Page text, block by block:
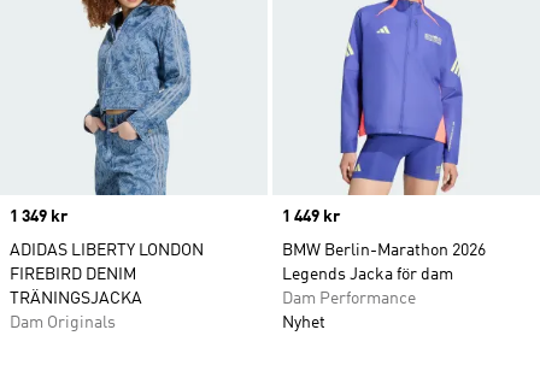
Price
1 349 kr
ADIDAS LIBERTY LONDON
FIREBIRD DENIM
TRÄNINGSJACKA
Dam Originals
Price
1 449 kr
BMW Berlin-Marathon 2026
Legends Jacka för dam
Dam Performance
Nyhet